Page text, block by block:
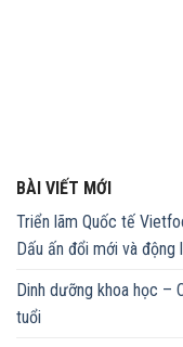
BÀI VIẾT MỚI
Triển lãm Quốc tế
Dấu ấn đổi mới và
Dinh dưỡng khoa học –
tuổi